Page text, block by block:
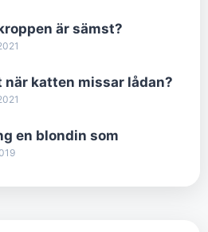
är sämst?
när katten missar lådan?
en blondin som